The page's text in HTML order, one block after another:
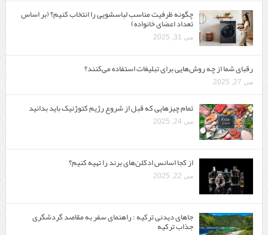
چگونه ظرفیت مناسب لباسشویی را انتخاب کنیم؟ (بر اساس
تعداد اعضای خانواده)
می 31, 2025
رقبای شما از چه روش‌هایی برای تبلیغات استفاده می‌کنند؟
می 27, 2025
تمام چیزهایی که قبل از شروع رژیم کتوژنیک باید بدانید‎
می 24, 2025
از کجا اسانس ادکلن‌های برند را تهیه کنیم؟
می 22, 2025
جاهای دیدنی ترکیه : راهنمای سفر به مقاصد گردشگری
جذاب ترکیه